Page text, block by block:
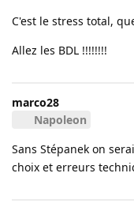
C'est le stress total,
Allez les BDL !!!!!!!!
marco28
Napoleon
Sans Stépanek on
choix et erreurs